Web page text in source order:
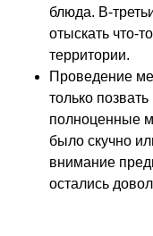
блюда. В-
отыскать что-
территории.
Проведение
только
полноценные
было скучно
внимание
остались